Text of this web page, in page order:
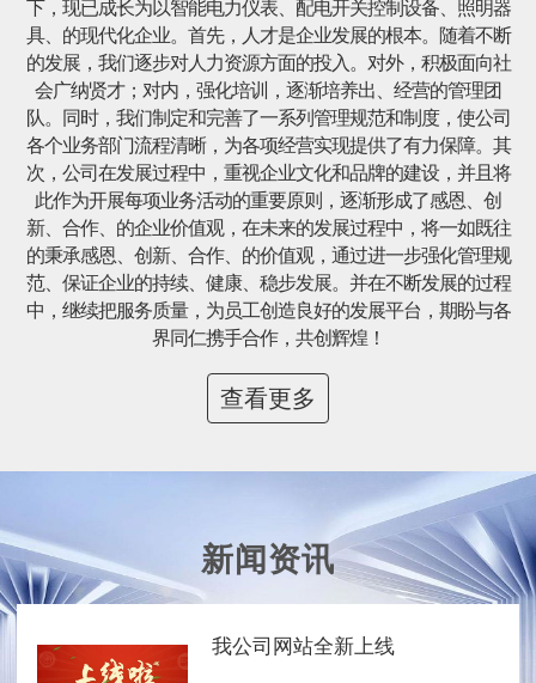
下，现已成长为以智能电力仪表、配电开关控制设备、照明器
具、的现代化企业。首先，人才是企业发展的根本。随着不断
的发展，我们逐步对人力资源方面的投入。对外，积极面向社
会广纳贤才；对内，强化培训，逐渐培养出、经营的管理团
队。同时，我们制定和完善了一系列管理规范和制度，使公司
各个业务部门流程清晰，为各项经营实现提供了有力保障。其
次，公司在发展过程中，重视企业文化和品牌的建设，并且将
此作为开展每项业务活动的重要原则，逐渐形成了感恩、创
新、合作、的企业价值观，在未来的发展过程中，将一如既往
的秉承感恩、创新、合作、的价值观，通过进一步强化管理规
范、保证企业的持续、健康、稳步发展。并在不断发展的过程
中，继续把服务质量，为员工创造良好的发展平台，期盼与各
界同仁携手合作，共创辉煌！
查看更多
新闻资讯
我公司网站全新上线